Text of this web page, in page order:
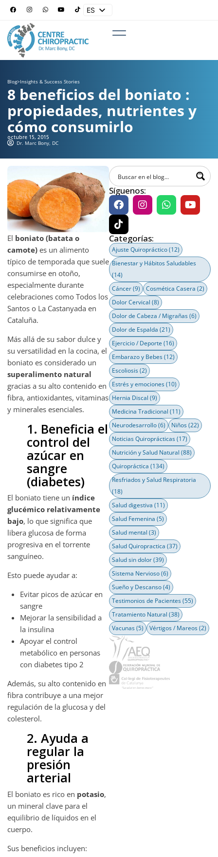
ES
Blog>Insights & Success Stories
8 beneficios del boniato :
propiedades, nutrientes y
cómo consumirlo
octubre 15, 2015
Dr. Marc Bony, DC
El boniato (batata o
camote) es un alimento
típico de temporada que suele
consumirse en otoño,
especialmente durante
celebraciones como Todos los
Santos o La Castanyada en
Cataluña.
Más allá de su sabor dulce y
su versatilidad en la cocina, el
boniato es considerado un
superalimento natural
gracias a su alto contenido en
fibra, antioxidantes, vitaminas
y minerales esenciales.
1. Beneficia el
control del
azúcar en
sangre
(diabetes)
El boniato tiene un índice
glucémico relativamente
bajo, lo que significa que
libera glucosa de forma
progresiva en el torrente
sanguíneo.
Esto puede ayudar a:
Evitar picos de azúcar en
sangre
Mejorar la sensibilidad a
la insulina
Apoyar el control
metabólico en personas
con diabetes tipo 2
Además, su alto contenido en
fibra contribuye a una mejor
regulación de la glucosa y del
colesterol.
2. Ayuda a
regular la
presión
arterial
El boniato es rico en potasio,
un mineral clave para el
equilibrio de líquidos en el
cuerpo.
Sus beneficios incluyen:
Síguenos:
Categorías:
Ajuste Quiropráctico(12)
Bienestar y Hábitos Saludables
(14)
Cáncer(9) Cosmética Casera (2)
Dolor Cervical (8)
Dolor de Cabeza / Migrañas(6)
Dolor de Espalda (21)
Ejercicio / Deporte (16)
Embarazo y Bebes(12)
Escoliosis(2)
Estrés y emociones(10)
Hernia Discal (9)
Medicina Tradicional (11)
Neurodesarrollo(6) Niños(22)
Noticias Quiroprácticas(17)
Nutrición y Salud Natural (88)
Quiropráctica (134)
Resfriados y Salud Respiratoria
(18)
Salud digestiva (11)
Salud Femenina (5)
Salud mental (3)
Salud Quiropractica (37)
Salud sin dolor(39)
Sistema Nervioso(6)
Sueño y Descanso(4)
Testimonios de Pacientes(55)
Tratamiento Natural (38)
Vacunas(5) Vértigos / Mareos(2)